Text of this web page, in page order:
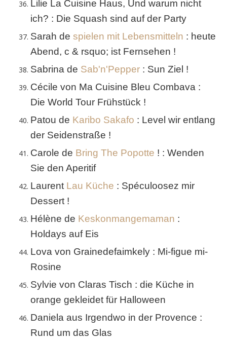
Lilie La Cuisine Haus, Und warum nicht
ich? : Die Squash sind auf der Party
Sarah de spielen mit Lebensmitteln : heute
Abend, c & rsquo; ist Fernsehen !
Sabrina de Sab'n'Pepper : Sun Ziel !
Cécile von Ma Cuisine Bleu Combava :
Die World Tour Frühstück !
Patou de Karibo Sakafo : Level wir entlang
der Seidenstraße !
Carole de Bring The Popotte ! : Wenden
Sie den Aperitif
Laurent Lau Küche : Spéculoosez mir
Dessert !
Hélène de Keskonmangemaman :
Holdays auf Eis
Lova von Grainedefaimkely : Mi-figue mi-
Rosine
Sylvie von Claras Tisch : die Küche in
orange gekleidet für Halloween
Daniela aus Irgendwo in der Provence :
Rund um das Glas